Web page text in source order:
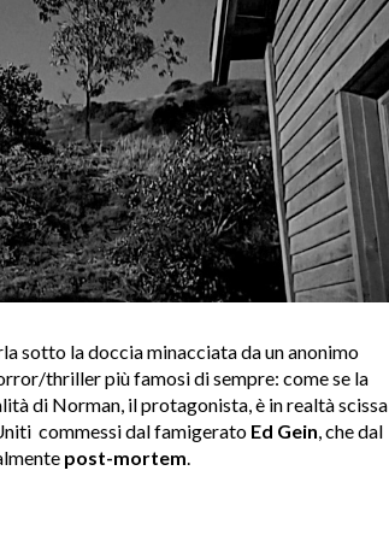
sotto la doccia minacciata da un anonimo
thriller più famosi di sempre: come se la
di Norman, il protagonista, è in realtà scissa
commessi dal famigerato Ed Gein, che dal
post-mortem.